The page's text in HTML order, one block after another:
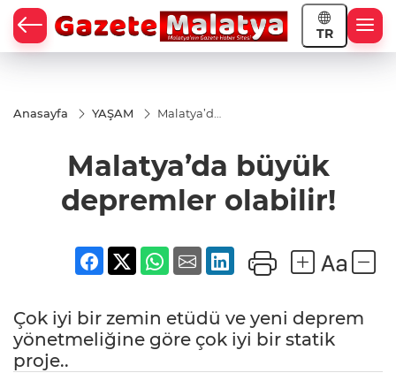
TR
Anasayfa YAŞAM
Malatya’da
olabilir!
Malatya’da büyük
depremler olabilir!
Çok iyi bir zemin etüdü ve yeni deprem
yönetmeliğine göre çok iyi bir statik
proje..